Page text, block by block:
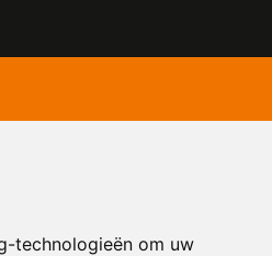
technologieën om uw